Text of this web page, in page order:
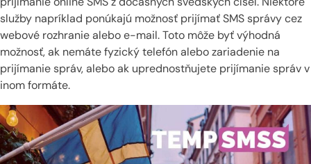
služby napríklad ponúkajú možnosť prijímať SMS správy cez
webové rozhranie alebo e-mail. Toto môže byť výhodná
možnosť, ak nemáte fyzický telefón alebo zariadenie na
prijímanie správ, alebo ak uprednostňujete prijímanie správ v
inom formáte.